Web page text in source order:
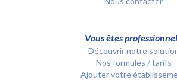
Vous êtes
Découvrir notre
Nos formules / tarifs
Ajouter votre